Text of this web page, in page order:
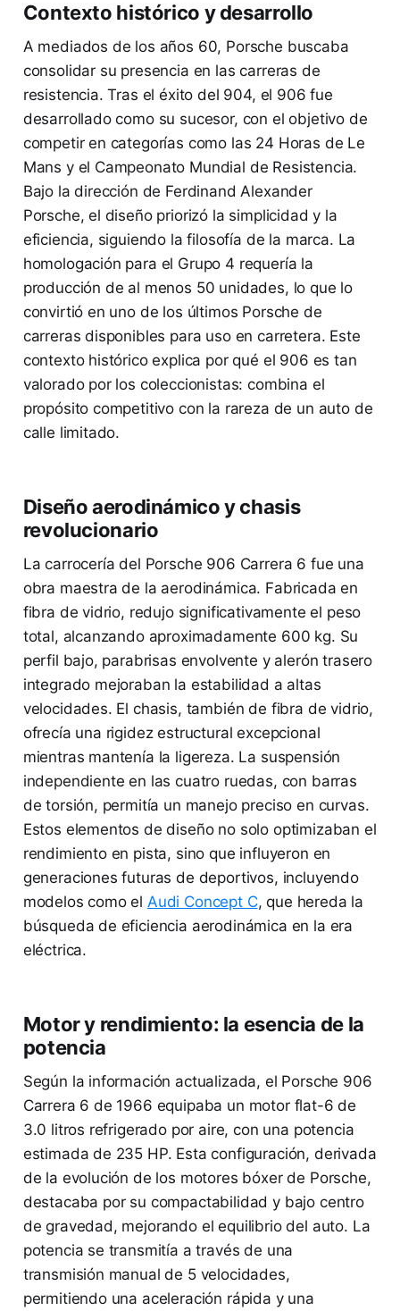
Contexto histórico y desarrollo
A mediados de los años 60, Porsche buscaba
consolidar su presencia en las carreras de
resistencia. Tras el éxito del 904, el 906 fue
desarrollado como su sucesor, con el objetivo de
competir en categorías como las 24 Horas de Le
Mans y el Campeonato Mundial de Resistencia.
Bajo la dirección de Ferdinand Alexander
Porsche, el diseño priorizó la simplicidad y la
eficiencia, siguiendo la filosofía de la marca. La
homologación para el Grupo 4 requería la
producción de al menos 50 unidades, lo que lo
convirtió en uno de los últimos Porsche de
carreras disponibles para uso en carretera. Este
contexto histórico explica por qué el 906 es tan
valorado por los coleccionistas: combina el
propósito competitivo con la rareza de un auto de
calle limitado.
Diseño aerodinámico y chasis
revolucionario
La carrocería del Porsche 906 Carrera 6 fue una
obra maestra de la aerodinámica. Fabricada en
fibra de vidrio, redujo significativamente el peso
total, alcanzando aproximadamente 600 kg. Su
perfil bajo, parabrisas envolvente y alerón trasero
integrado mejoraban la estabilidad a altas
velocidades. El chasis, también de fibra de vidrio,
ofrecía una rigidez estructural excepcional
mientras mantenía la ligereza. La suspensión
independiente en las cuatro ruedas, con barras
de torsión, permitía un manejo preciso en curvas.
Estos elementos de diseño no solo optimizaban el
rendimiento en pista, sino que influyeron en
generaciones futuras de deportivos, incluyendo
modelos como el Audi Concept C, que hereda la
búsqueda de eficiencia aerodinámica en la era
eléctrica.
Motor y rendimiento: la esencia de la
potencia
Según la información actualizada, el Porsche 906
Carrera 6 de 1966 equipaba un motor flat-6 de
3.0 litros refrigerado por aire, con una potencia
estimada de 235 HP. Esta configuración, derivada
de la evolución de los motores bóxer de Porsche,
destacaba por su compactabilidad y bajo centro
de gravedad, mejorando el equilibrio del auto. La
potencia se transmitía a través de una
transmisión manual de 5 velocidades,
permitiendo una aceleración rápida y una